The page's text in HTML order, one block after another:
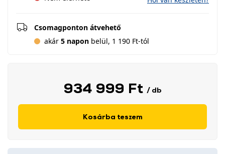
Csomagponton átvehető
akár 5 napon belül, 1 190 Ft-tól
934 999 Ft / db
Kosárba teszem